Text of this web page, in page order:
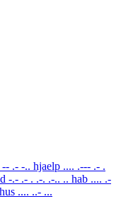
-- .- -.. hjaelp .... .--- .- .
-.- .- . .-. .-.. .. hab .... .-
hus .... ..- ...